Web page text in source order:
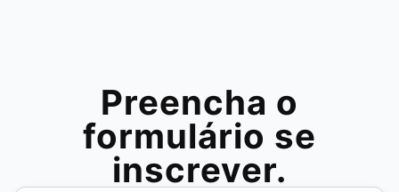
Preencha o
formulário se
inscrever.